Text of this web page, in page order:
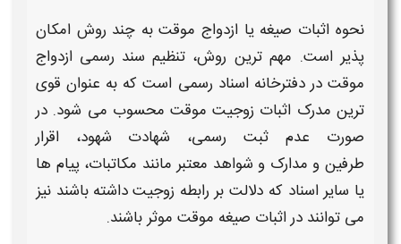
نحوه اثبات صیغه یا ازدواج موقت به چند روش امکان
پذیر است. مهم ترین روش، تنظیم سند رسمی ازدواج
موقت در دفترخانه اسناد رسمی است که به عنوان قوی
ترین مدرک اثبات زوجیت موقت محسوب می شود. در
صورت عدم ثبت
رسمی، شهادت شهود، اقرار
طرفین و مدارک و شواهد معتبر مانند مکاتبات، پیام ها
یا سایر اسناد که دلالت بر رابطه زوجیتداشته باشند نیز
می توانند دراثبات صیغه موقت موثر باشند.